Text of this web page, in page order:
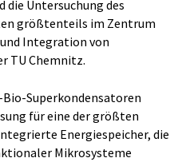
die Untersuchung des
größtenteils im Zentrum
Integration von
TU Chemnitz.
Superkondensatoren
für eine der größten
Energiespeicher, die
Mikrosysteme